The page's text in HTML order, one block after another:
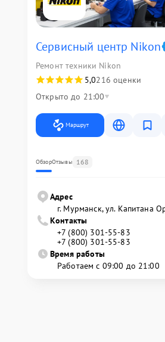
Сервисный центр Nikon
Ремонт техники Nikon
5,0216 оценки
Открыто до 21:00
Маршрут
ОбзорОтзывы 168
Адрес
г. Мурманск, ул. Капитана
Контакты
+7 (800) 301-55-83
+7 (800) 301-55-83
Время работы
Работаем с 09:00 до 21:00